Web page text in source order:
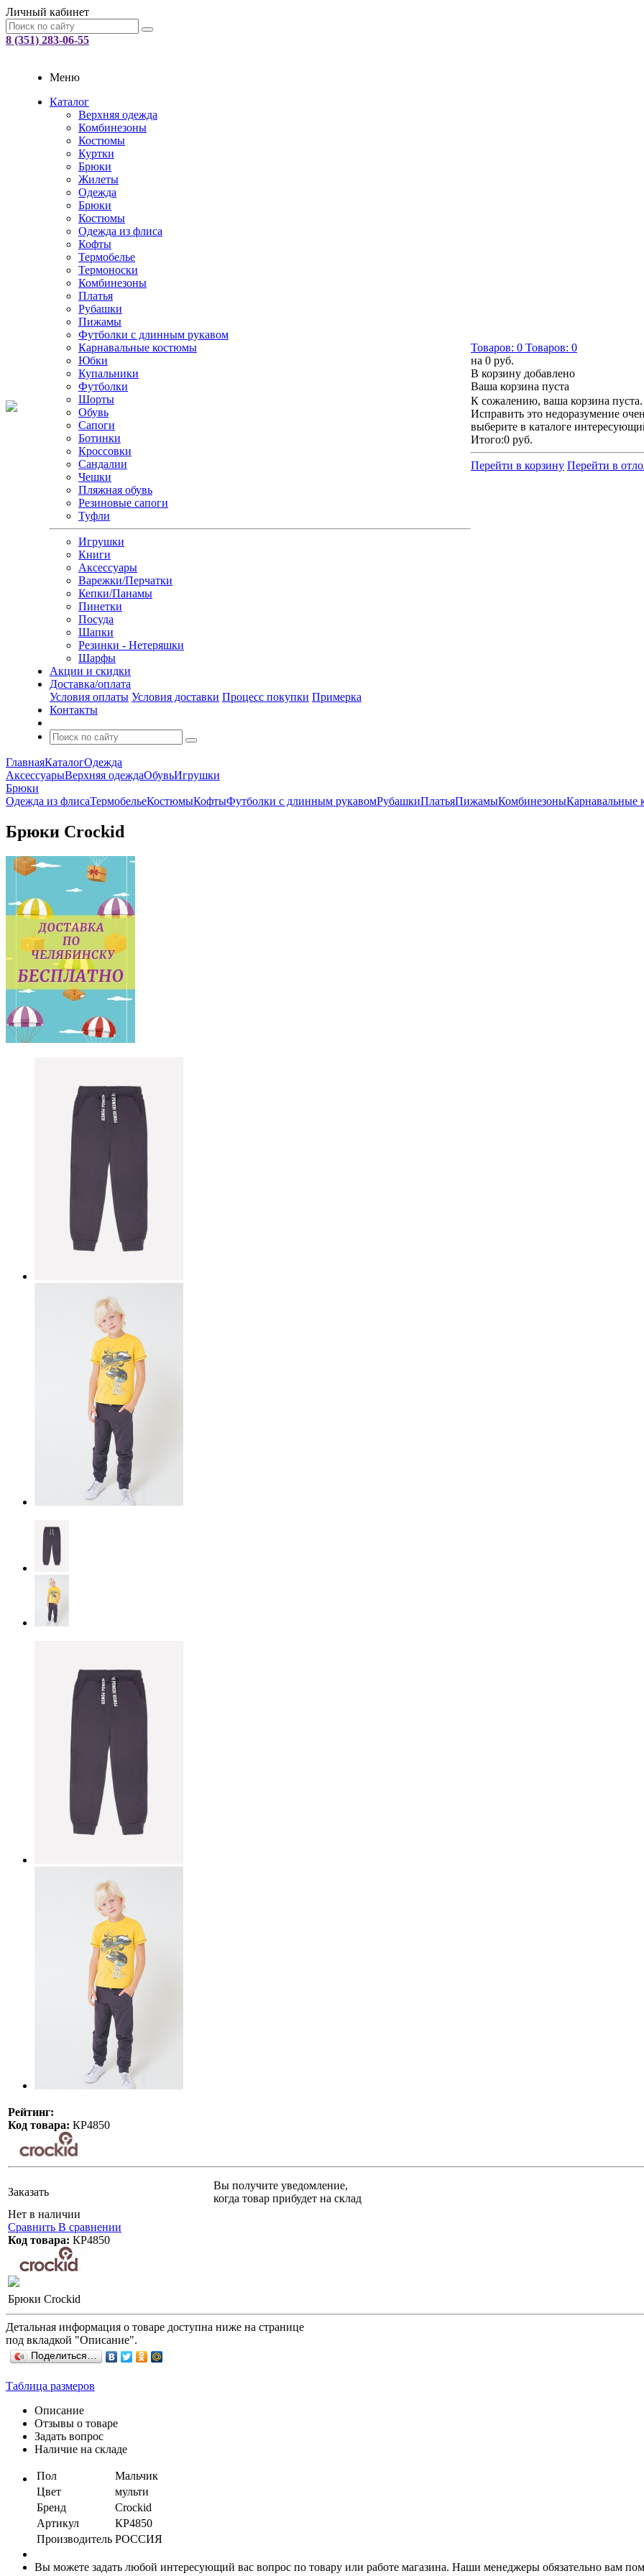
Личный кабинет
8 (351) 283-06-55
Меню
Каталог
Верхняя одежда
Комбинезоны
Костюмы
Куртки
Брюки
Жилеты
Одежда
Брюки
Костюмы
Одежда из флиса
Кофты
Термобелье
Термоноски
Комбинезоны
Платья
Рубашки
Пижамы
Футболки с длинным рукавом
Карнавальные костюмы
Юбки
Купальники
Футболки
Шорты
Обувь
Сапоги
Ботинки
Кроссовки
Сандалии
Чешки
Пляжная обувь
Резиновые сапоги
Туфли
Игрушки
Книги
Аксессуары
Варежки/Перчатки
Кепки/Панамы
Пинетки
Посуда
Шапки
Резинки - Нетеряшки
Шарфы
Акции и скидки
Доставка/оплата
Условия оплаты Условия доставки Процесс покупки Примерка
Контакты
Товаров: 0 Товаров: 0
на 0 руб.
В корзину добавлено
Ваша корзина пуста
К сожалению, ваша корзина пуста.
Исправить это недоразумение
выберите в каталоге
Итого:0 руб.
Перейти в корзину Перейти в
ГлавнаяКаталогОдежда
АксессуарыВерхняя одеждаОбувьИгрушки
Брюки
Одежда из флисаТермобельеКостюмыКофтыФутболки с длинным рукавомРубашкиПлатьяПижамыКомбинезоныКарнавальные
Брюки Crockid
Рейтинг:
Код товара: КР4850
Заказать
Вы получите уведомление,
когда товар прибудет на склад
Нет в наличии
Сравнить В сравнении
Код товара: КР4850
Брюки Crockid
Детальная информация о товаре доступна ниже на странице
под вкладкой "Описание".
Поделиться…
Таблица размеров
Описание
Отзывы о товаре
Задать вопрос
Наличие на складе
Пол
Мальчик
Цвет
мульти
Бренд
Crockid
Артикул
КР4850
Производитель РОССИЯ
Вы можете задать любой интересующий вас вопрос по товару или работе магазина. Наши менеджеры обязательно вам